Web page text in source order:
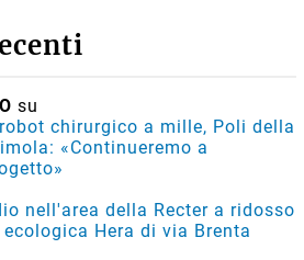
su
chirurgico a mille, Poli della
«Continueremo a
nell'area della Recter a ridosso
Hera di via Brenta